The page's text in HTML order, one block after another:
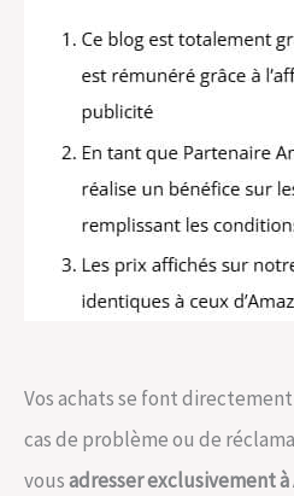
Vos achats se font directement
cas de problème ou de
vousadresser exclusivement